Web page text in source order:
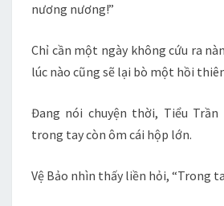
nương nương!”
Chỉ cần một ngày không cứu ra
lúc nào cũng sẽ lại bò một hồi
Đang nói chuyện thời, Tiểu
trong tay còn ôm cái hộp lớn.
Vệ Bảo nhìn thấy liền hỏi, “Trong